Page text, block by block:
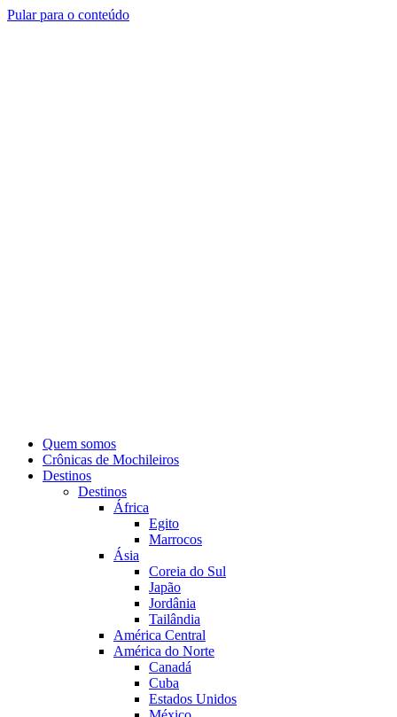
Pular para o conteúdo
Quem somos
Crônicas de Mochileiros
Destinos
Destinos
África
Egito
Marrocos
Ásia
Coreia do Sul
Japão
Jordânia
Tailândia
América Central
América do Norte
Canadá
Cuba
Estados Unidos